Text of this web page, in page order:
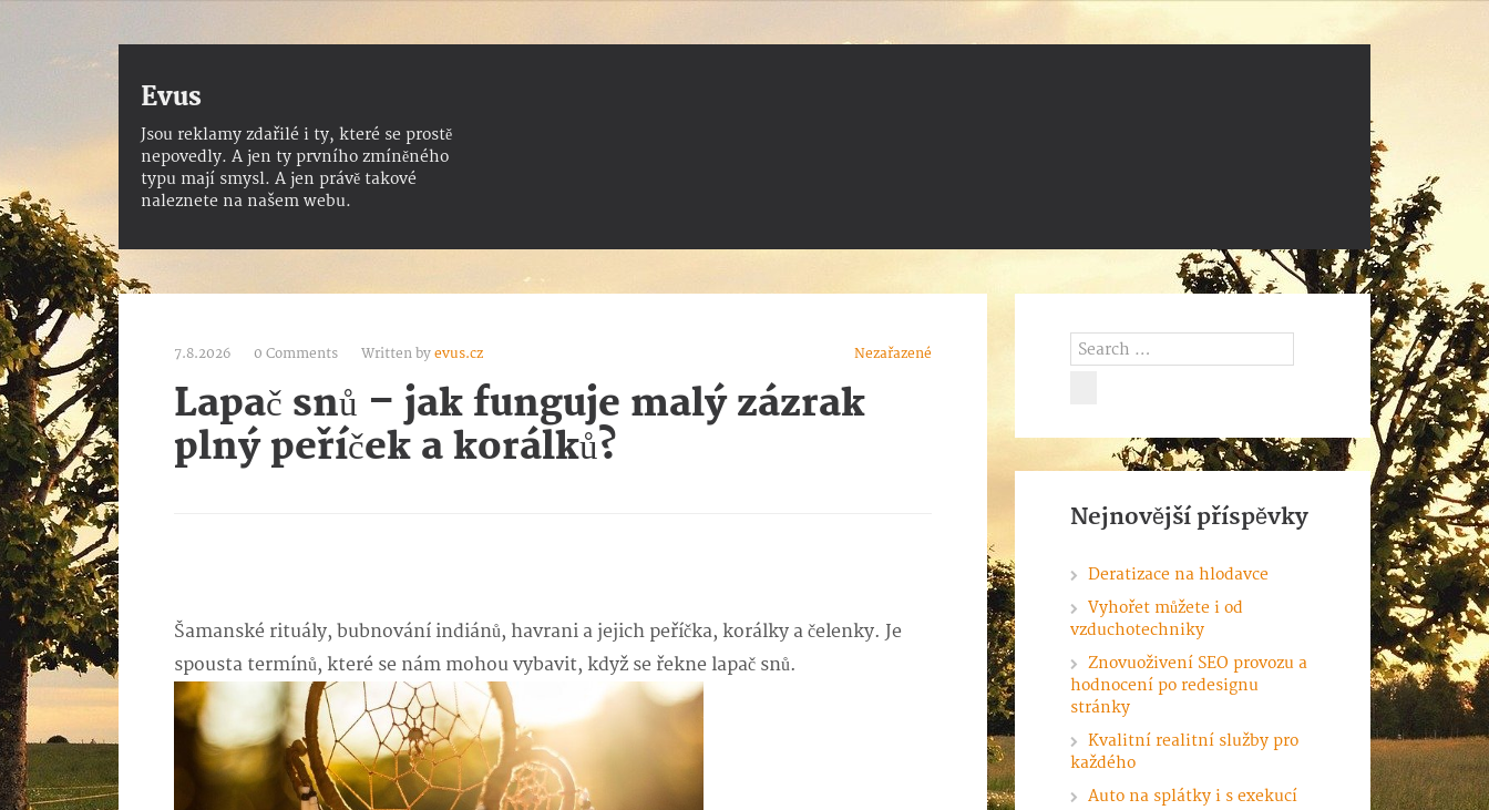
Evus
Jsou reklamy zdařilé i ty, které se prostě
nepovedly. A jen ty prvního zmíněného
typu mají smysl. A jen právě takové
naleznete na našem webu.
7.8.2026 0 Comments Written by evus.cz Nezařazené
Lapač snů – jak funguje malý zázrak
plný peříček a korálků?
Šamanské rituály, bubnování indiánů, havrani a jejich peříčka, korálky a čelenky. Je
spousta termínů, které se nám mohou vybavit, když se řekne lapač snů.
Search
for:
Nejnovější příspěvky
Deratizace na hlodavce
Vyhořet můžete i od
vzduchotechniky
Znovuoživení SEO provozu a
hodnocení po redesignu
stránky
Kvalitní realitní služby pro
každého
Auto na splátky i s exekucí